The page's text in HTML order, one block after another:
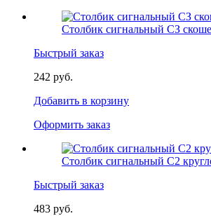
Столбик сигнальный СЗ
Быстрый заказ
242 руб.
Добавить в корзину
Оформить заказ
Столбик сигнальный С2
Быстрый заказ
483 руб.